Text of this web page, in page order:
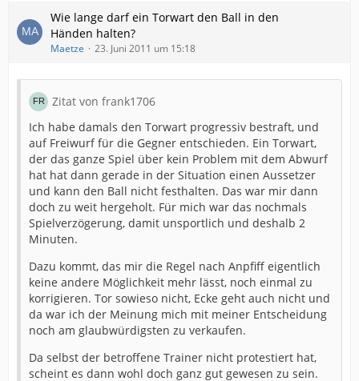
Wie lange darf ein Torwart den Ball in den
Händen halten?
Maetze 23. Juni 2011 um 15:18
Zitat von frank1706
Ich habe damals den Torwart progressiv bestraft, und
auf Freiwurf für die Gegner entschieden. Ein Torwart,
der das ganze Spiel über kein Problem mit dem Abwurf
hat hat dann gerade in der Situation einen Aussetzer
und kann den Ball nicht festhalten. Das war mir dann
doch zu weit hergeholt. Für mich war das nochmals
Spielverzögerung, damit unsportlich und deshalb 2
Minuten.
Dazu kommt, das mir die Regel nach Anpfiff eigentlich
keine andere Möglichkeit mehr lässt, noch einmal zu
korrigieren. Tor sowieso nicht, Ecke geht auch nicht und
da war ich der Meinung mich mit meiner Entscheidung
noch am glaubwürdigsten zu verkaufen.
Da selbst der betroffene Trainer nicht protestiert hat,
scheint es dann wohl doch ganz gut gewesen zu sein.